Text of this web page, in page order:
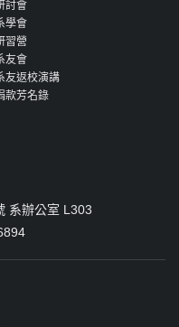
討會
學會
習營
友會
友返校演講
款芳名錄
系辦公室 L303